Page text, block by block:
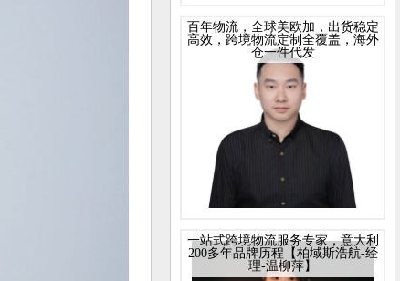
百年物流，全球美欧加，出货稳定
高效，跨境物流定制全覆盖，海外
仓一件代发
一站式跨境物流服务专家，意大利
200多年品牌历程【柏域斯浩航-经
理-温柳萍】